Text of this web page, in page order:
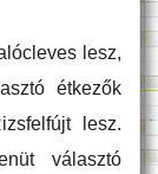
lesz,
étkezők
lesz.
választó